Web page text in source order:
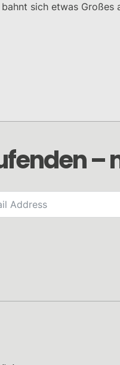
bahnt sich etwas